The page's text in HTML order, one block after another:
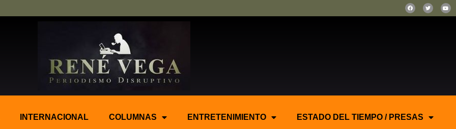
INTERNACIONAL COLUMNAS ENTRETENIMIENTO ESTADO DEL TIEMPO / PRESAS